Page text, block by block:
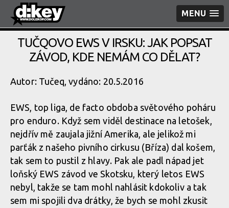
MENU
TUČQOVO EWS V IRSKU: JAK POPSAT
ZÁVOD, KDE NEMÁM CO DĚLAT?
Autor: Tučeq, vydáno: 20.5.2016
EWS, top liga, de facto obdoba světového poháru
pro enduro. Když sem viděl destinace na letošek,
nejdřív mě zaujala jižní Amerika, ale jelikož mi
parťák z našeho pivního cirkusu (Bříza) dal košem,
tak sem to pustil z hlavy. Pak ale padl nápad jet
loňský EWS závod ve Skotsku, který letos EWS
nebyl, takže se tam mohl nahlásit kdokoliv a tak
sem mi spojili dva drátky, že bych se mohl zkusit